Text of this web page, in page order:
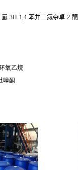
-3H-1,4-苯并二氮杂卓-2-酮
氧乙烷
唑酮